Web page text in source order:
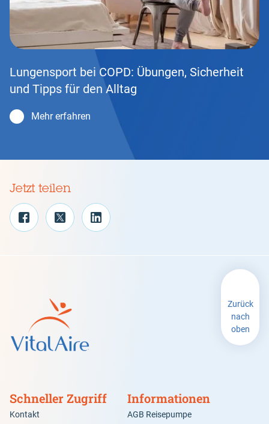
Lungensport bei COPD: Übungen, Sicherheit
und Tipps für den Alltag
Mehr erfahren
Jetzt teilen
Schneller Zugriff
Kontakt
Informationen
AGB Reisepumpe
Zurück
nach
oben